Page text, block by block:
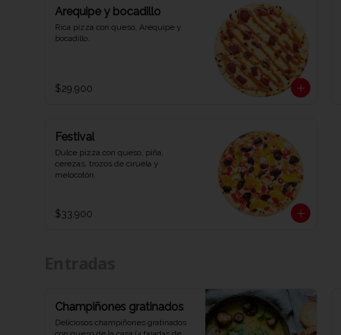
Arequipe y bocadillo
Rica pizza con queso, Arequipe y
bocadillo.
$29.900
Festival
Dulce pizza con queso, piña,
cerezas, trozos de ciruela y
melocotón.
$33.900
Champiñones gratinados
Deliciosos champiñones gratinados